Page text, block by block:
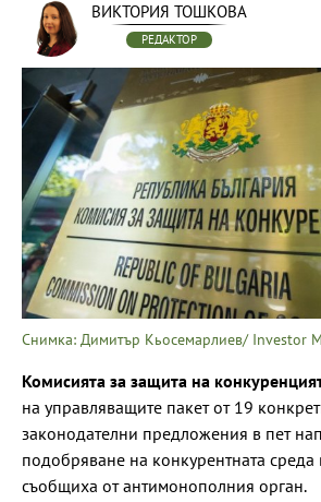
ВИКТОРИЯ ТОШКОВА
РЕДАКТОР
Снимка: Димитър Кьосемарлиев/ Investor
Комисията за защита на
на управляващите пакет от 19
законодателни предложения в пет
подобряване на конкурентната среда
съобщиха от антимонополния орган.